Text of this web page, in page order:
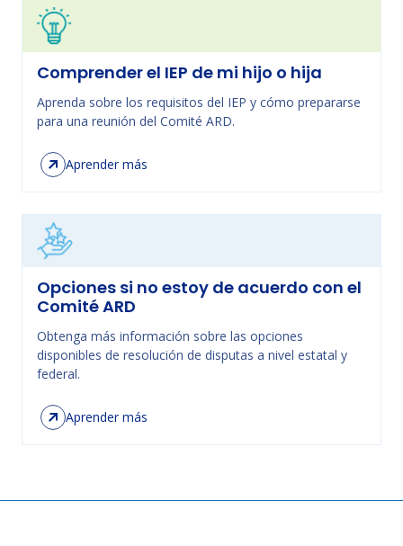
Comprender el IEP de mi hijo o hija
Aprenda sobre los requisitos del IEP y cómo prepararse
para una reunión del Comité ARD.
Aprender más
Opciones si no estoy de acuerdo con el
Comité ARD
Obtenga más información sobre las opciones
disponibles de resolución de disputas a nivel estatal y
federal.
Aprender más